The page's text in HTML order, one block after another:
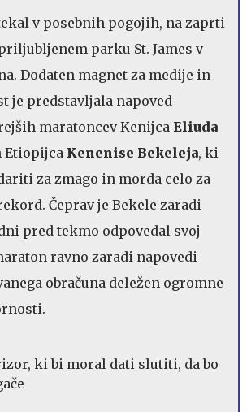
v posebnih pogojih, na zaprti
parku St. James v
Dodaten magnet za medije in
je predstavljala napoved
maratoncev Kenijca Eliuda
Etiopijca Kenenise Bekeleja, ki
za zmago in morda celo za
Čeprav je Bekele zaradi
pred tekmo odpovedal svoj
ravno zaradi napovedi
obračuna deležen ogromne
ki bi moral dati slutiti, da bo